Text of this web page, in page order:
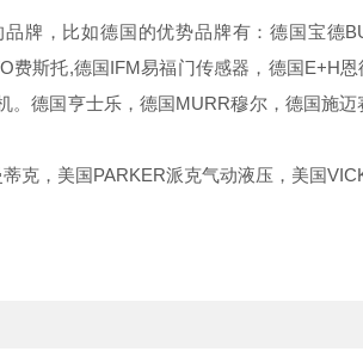
牌，比如德国的优势品牌有：德国宝德
斯托,德国IFM易福门传感器，德国E+H
德国亨士乐，德国MURR穆尔，德国施
克，美国PARKER派克气动液压，美国